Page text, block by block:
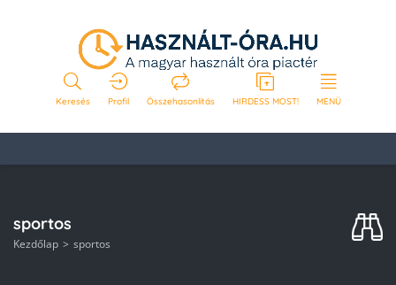
Keresés Profil Összehasonlítás HIRDESS MOST! MENÜ
sportos
Kezdőlap sportos